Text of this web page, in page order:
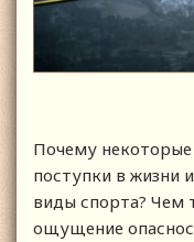
Почему
поступки в жизни
виды спорта? Чем
ощущение